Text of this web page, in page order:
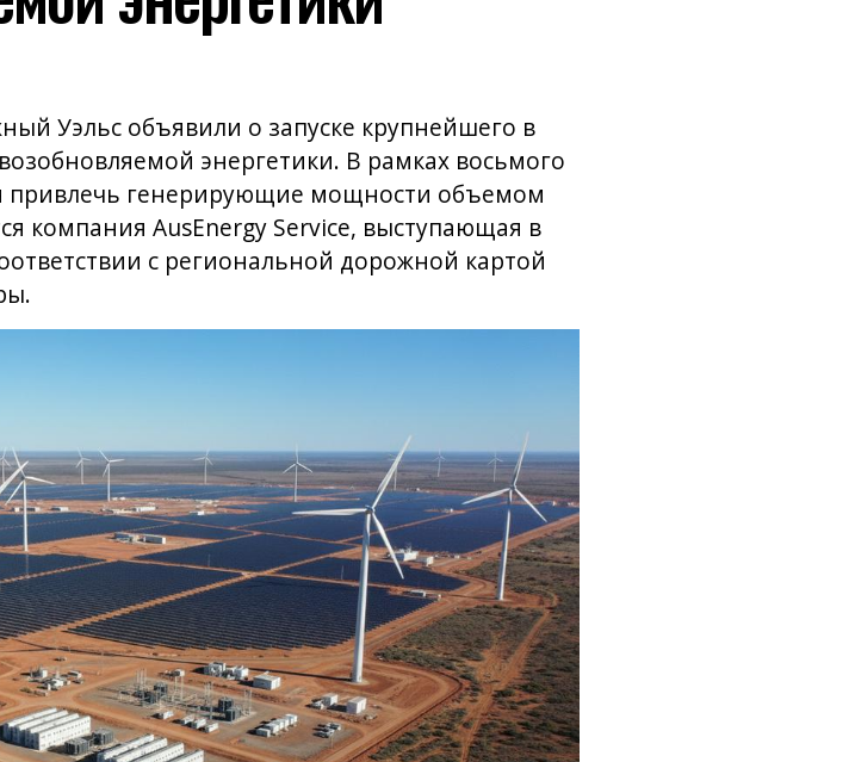
Уэльс объявили о запуске крупнейшего в
энергетики. В рамках восьмого
привлечь генерирующие мощности объемом
компания AusEnergy Service, выступающая в
с региональной дорожной картой